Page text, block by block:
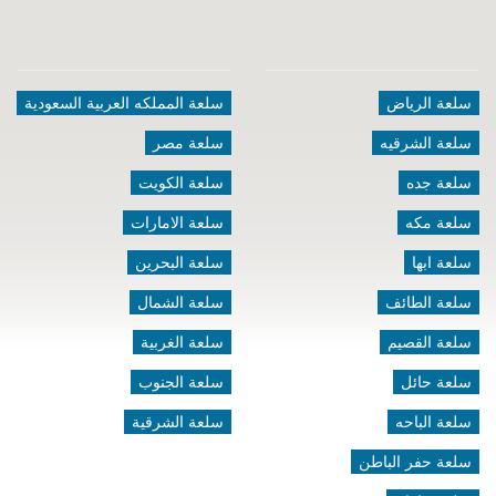
سلعة الرياض
سلعة الشرقيه
سلعة جده
سلعة مكه
سلعة ابها
سلعة الطائف
سلعة القصيم
سلعة حائل
سلعة الباحه
سلعة حفر الباطن
سلعة المملكه العربية السعودية
سلعة مصر
سلعة الكويت
سلعة الامارات
سلعة البحرين
سلعة الشمال
سلعة الغربية
سلعة الجنوب
سلعة الشرقية